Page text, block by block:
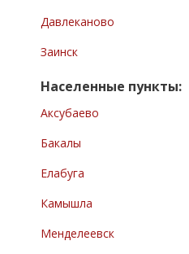
Давлеканово
Заинск
Населенные пункты:
Аксубаево
Бакалы
Елабуга
Камышла
Менделеевск